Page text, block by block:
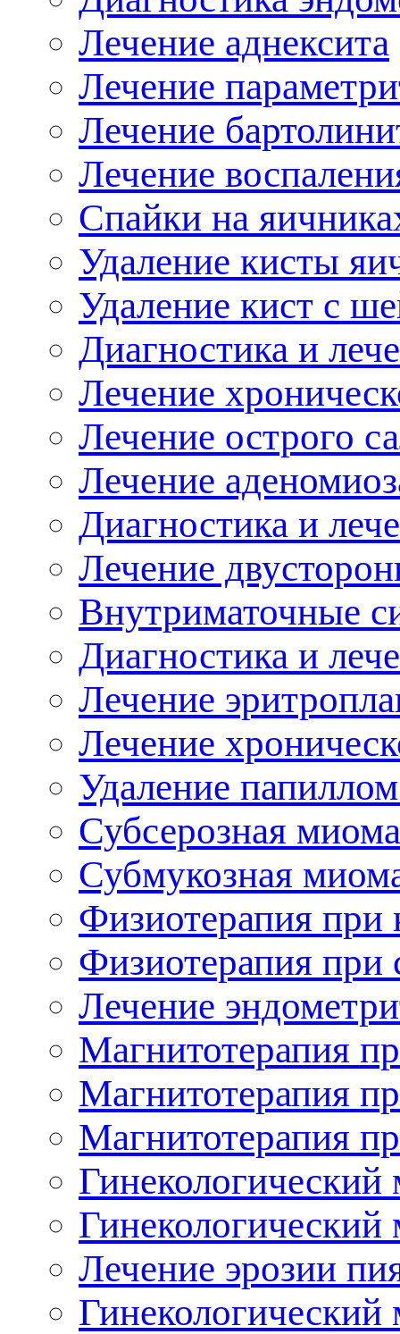
Лечение аднексита
Лечение
Лечение
Лечение
Спайки на
Удаление кисты
Удаление кист с
Диагностика и
Лечение
Лечение острого
Лечение
Диагностика и
Лечение
нутриматочные
Диагностика и
Лечение
Лечение
Удаление
Субсерозная
Субмукозная
Физиотерапия при
Физиотерапия при
Лечение
Магнитотерапия
Магнитотерапия
Магнитотерапия
Гинекологический
Лечение эрозии